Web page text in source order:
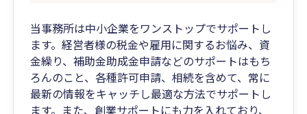
当事務所は中小企業をワンストップでサポートし
ます。経営者様の税金や雇用に関するお悩み、資
金繰り、補助金助成金申請などのサポートはもち
ろんのこと、各種許可申請、相続を含めて、常に
最新の情報をキャッチし最適な方法でサポートし
ます。また、創業サポートにも力を入れており、